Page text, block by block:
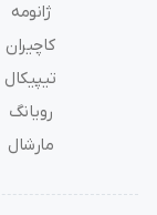
ژانومه
کاچیران
تیپیکال
رویانگ
مارشال